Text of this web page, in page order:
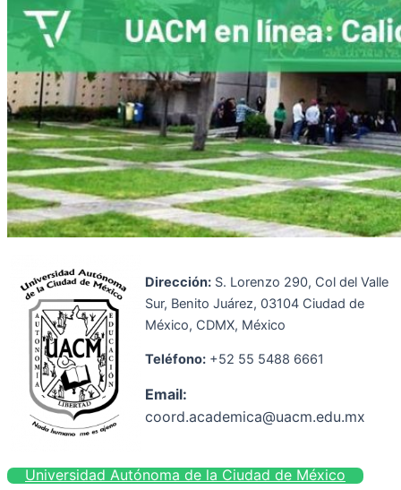
Dirección: S. Lorenzo 290, Col del Valle
Sur, Benito Juárez, 03104 Ciudad de
México, CDMX, México
Teléfono: +52 55 5488 6661
Email:
coord.academica@uacm.edu.mx​
Universidad Autónoma de la Ciudad de México